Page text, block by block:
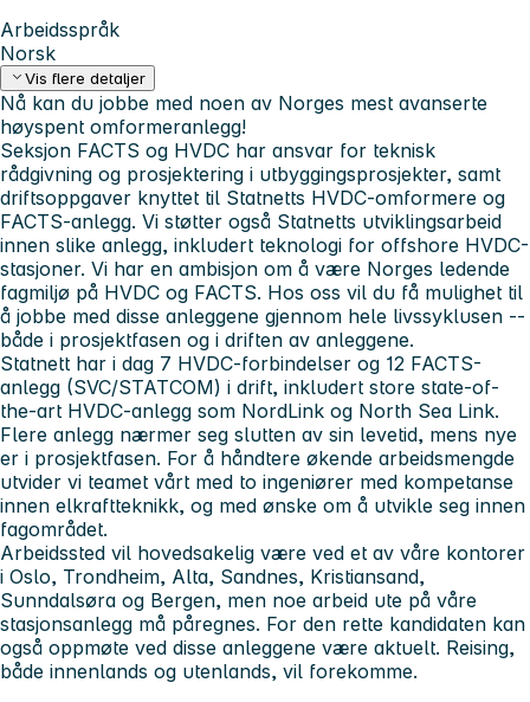
Arbeidsspråk
Norsk
Vis flere detaljer
Nå kan du jobbe med noen av Norges mest avanserte
høyspent omformeranlegg!
Seksjon FACTS og HVDC har ansvar for teknisk
rådgivning og prosjektering i utbyggingsprosjekter, samt
driftsoppgaver knyttet til Statnetts HVDC-omformere og
FACTS-anlegg. Vi støtter også Statnetts utviklingsarbeid
innen slike anlegg, inkludert teknologi for offshore HVDC-
stasjoner. Vi har en ambisjon om å være Norges ledende
fagmiljø på HVDC og FACTS. Hos oss vil du få mulighet til
å jobbe med disse anleggene gjennom hele livssyklusen --
både i prosjektfasen og i driften av anleggene.
Statnett har i dag 7 HVDC-forbindelser og 12 FACTS-
anlegg (SVC/STATCOM) i drift, inkludert store state-of-
the-art HVDC-anlegg som NordLink og North Sea Link.
Flere anlegg nærmer seg slutten av sin levetid, mens nye
er i prosjektfasen. For å håndtere økende arbeidsmengde
utvider vi teamet vårt med to ingeniører med kompetanse
innen elkraftteknikk, og med ønske om å utvikle seg innen
fagområdet.
Arbeidssted vil hovedsakelig være ved et av våre kontorer
i Oslo, Trondheim, Alta, Sandnes, Kristiansand,
Sunndalsøra og Bergen, men noe arbeid ute på våre
stasjonsanlegg må påregnes. For den rette kandidaten kan
også oppmøte ved disse anleggene være aktuelt. Reising,
både innenlands og utenlands, vil forekomme.